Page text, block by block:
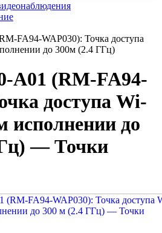
FA94-WAP030): Точка доступа
до 300м (2.4 ГГц)
A01 (RM-FA94-
доступа Wi-
исполнении до
— Точки